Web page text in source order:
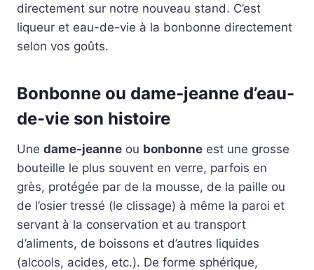
directement sur notre nouveau stand. C’est
liqueur et eau-de-vie à la bonbonne directement
selon vos goûts.
Bonbonne ou dame-jeanne d’eau-
de-vie son histoire
Une dame-jeanne ou bonbonne est une grosse
bouteille le plus souvent en verre, parfois en
grès, protégée par de la mousse, de la paille ou
de l’osier tressé (le clissage) à même la paroi et
servant à la conservation et au transport
d’aliments, de boissons et d’autres liquides
(alcools, acides, etc.). De forme sphérique,